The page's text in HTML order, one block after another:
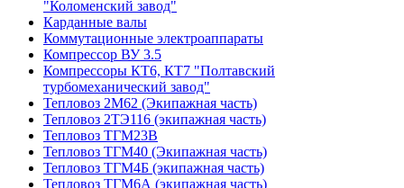
"Коломенский завод"
Карданные валы
Коммутационные электроаппараты
Компрессор ВУ 3.5
Компрессоры КТ6, КТ7 "Полтавский
турбомеханический завод"
Тепловоз 2М62 (Экипажная часть)
Тепловоз 2ТЭ116 (экипажная часть)
Тепловоз ТГМ23В
Тепловоз ТГМ40 (Экипажная часть)
Тепловоз ТГМ4Б (экипажная часть)
Тепловоз ТГМ6А (экипажная часть)